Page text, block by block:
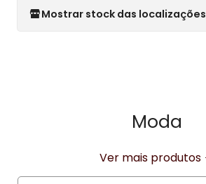
Mostrar stock das localizações
Moda
Ver mais produtos